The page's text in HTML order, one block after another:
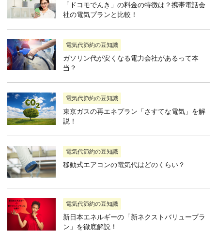
「ドコモでんき」の料金の特徴は？携帯電話会
社の電気プランと比較！
電気代節約の豆知識
ガソリン代が安くなる電力会社があるって本
当？
電気代節約の豆知識
東京ガスの再エネプラン「さすてな電気」を解
説！
電気代節約の豆知識
移動式エアコンの電気代はどのくらい？
電気代節約の豆知識
新日本エネルギーの「新ネクストバリュープラ
ン」を徹底解説！